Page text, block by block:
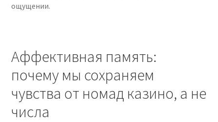
ощущении.
Аффективная память:
почему мы сохраняем
чувства от номад казино, а не
числа